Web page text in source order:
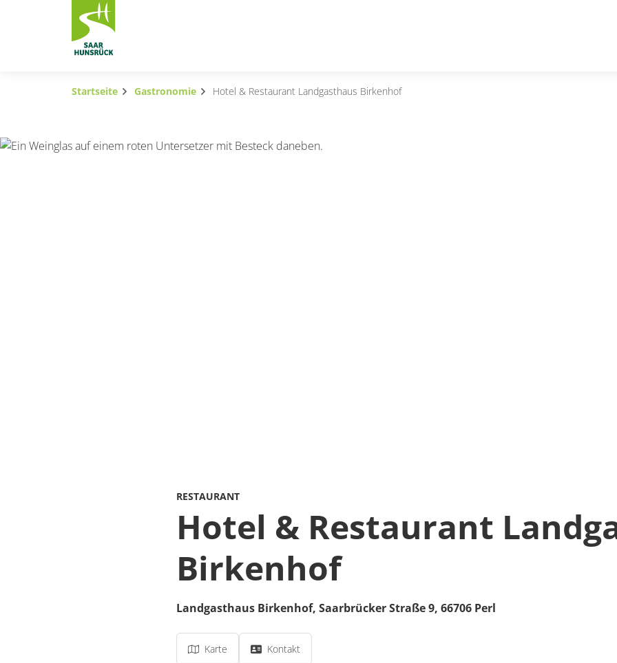
Zum Hauptinhalt springen
Startseite Gastronomie Hotel & Restaurant Landgasthaus Birkenhof
RESTAURANT
Hotel & Restaurant
Birkenhof
Landgasthaus Birkenhof, Saarbrücker Straße 9, 66706 Perl
Karte Kontakt